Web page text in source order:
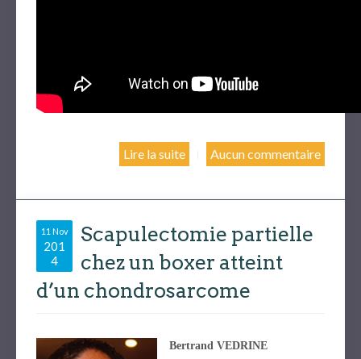
Lire la suite Aucun commentaire
11 Nov
201
4
Scapulectomie partielle
chez un boxer atteint
d’un chondrosarcome
Bertrand VEDRINE